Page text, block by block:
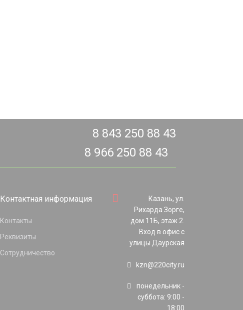
8 843 250 88 43
8 966 250 88 43
Контактная информация
Контакты
Реквизиты
Сотрудничество
Казань, ул.
Рихарда Зорге,
дом 11Б, этаж 2.
Вход в офис с
улицы Даурская
kzn@220city.ru
понедельник -
суббота: 9:00 -
18:00